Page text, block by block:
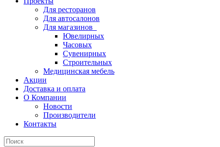
Для ресторанов
Для автосалонов
Для магазинов
Ювелирных
Часовых
Сувенирных
Строительных
Медицинская мебель
Акции
Доставка и оплата
О Компании
Новости
Производители
Контакты